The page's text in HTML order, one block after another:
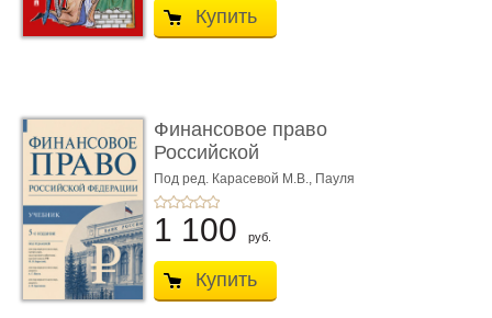
Купить
Финансовое право
Российской
Федерации. 5-е изд�
...
Под ред. Карасевой М.В., Пауля
А.Г., Красюкова А.В.
1 100 руб.
Купить